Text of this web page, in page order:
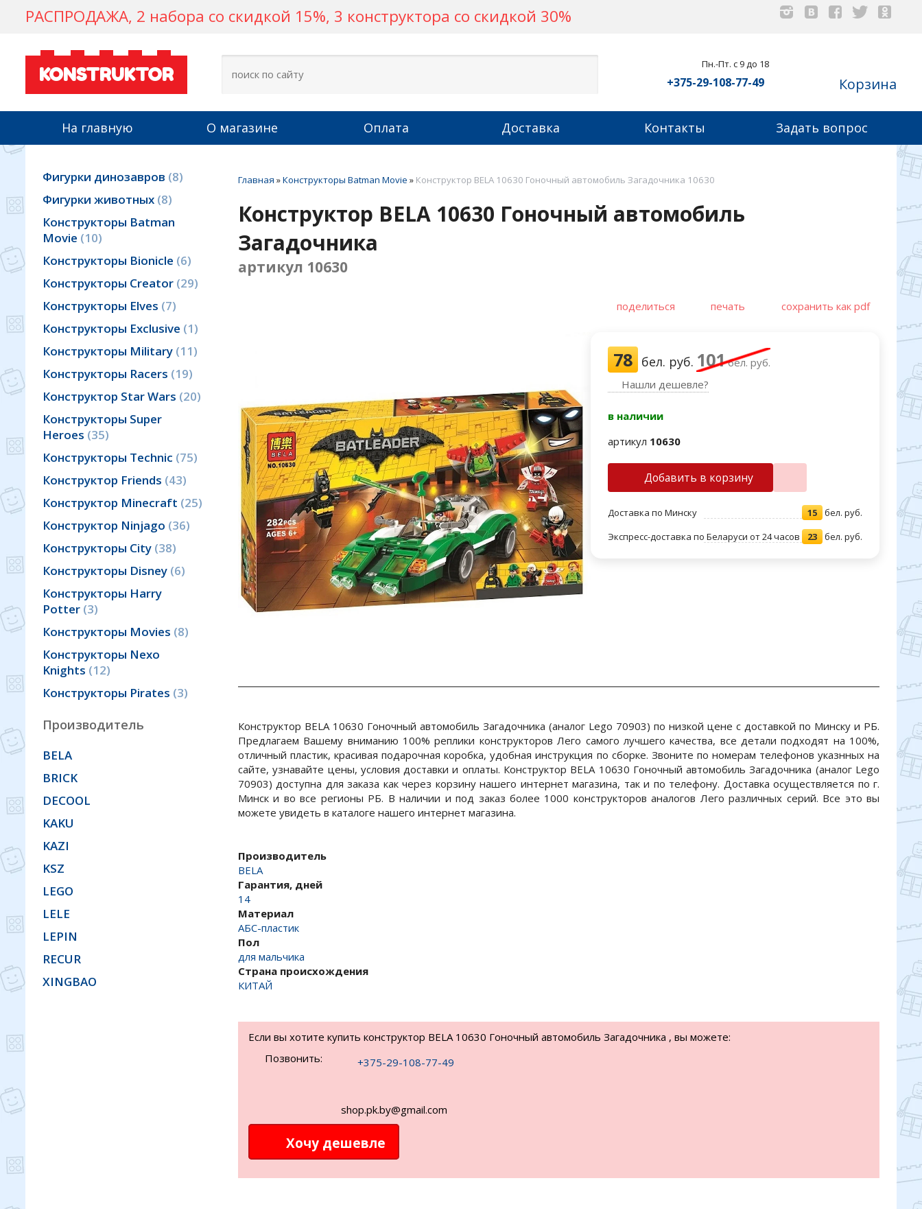
РАСПРОДАЖА, 2 набора со скидкой 15%, 3 конструктора со скидкой 30%
KONSTRUKTOR Пн.-Пт. с 9 до 18
+375-29-108-77-49 Корзина
На главную О магазине Оплата Доставка Контакты Задать вопрос
Фигурки динозавров 8
Фигурки животных 8
Конструкторы Batman
Movie 10
Конструкторы Bionicle 6
Конструкторы Creator 29
Конструкторы Elves 7
Конструкторы Exclusive 1
Конструкторы Military 11
Конструкторы Racers 19
Конструктор Star Wars 20
Конструкторы Super
Heroes 35
Конструкторы Technic 75
Конструктор Friends 43
Конструктор Minecraft 25
Конструктор Ninjago 36
Конструкторы City 38
Конструкторы Disney 6
Конструкторы Harry
Potter 3
Конструкторы Movies 8
Конструкторы Nexo
Knights 12
Конструкторы Pirates 3
Производитель
BELA
BRICK
DECOOL
KAKU
KAZI
KSZ
LEGO
LELE
LEPIN
RECUR
XINGBAO
Главная »Конструкторы Batman Movie » Конструктор BELA 10630 Гоночный автомобиль Загадочника 10630
Конструктор BELA 10630 Гоночный автомобиль
Загадочника
артикул 10630
поделиться печать сохранить как pdf
78 бел. руб. 101бел. руб.
Нашли дешевле?
в наличии
артикул 10630
Добавить в корзину
Доставка по Минску 15
бел. руб.
Экспресс-доставка по Беларуси от 24 часов
23 бел. руб.
Конструктор BELA 10630 Гоночный автомобиль Загадочника (аналог Lego 70903) по низкой цене с доставкой по Минску и РБ.
Предлагаем Вашему вниманию 100% реплики конструкторов Лего самого лучшего качества, все детали подходят на 100%,
отличный пластик, красивая подарочная коробка, удобная инструкция по сборке. Звоните по номерам телефонов указнных на
сайте, узнавайте цены, условия доставки и оплаты. Конструктор BELA 10630 Гоночный автомобиль Загадочника (аналог Lego
70903) доступна для заказа как через корзину нашего интернет магазина, так и по телефону. Доставка осуществляется по г.
Минск и во все регионы РБ. В наличии и под заказ более 1000 конструкторов аналогов Лего различных серий. Все это вы
можете увидеть в каталоге нашего интернет магазина.
Производитель
BELA
Гарантия, дней
14
Материал
АБС-пластик
Пол
для мальчика
Страна происхождения
КИТАЙ
Если вы хотите купить конструктор BELA 10630 Гоночный автомобиль Загадочника , вы можете:
Позвонить:
+375-29-108-77-49
shop.pk.by@gmail.com
Хочу дешевле